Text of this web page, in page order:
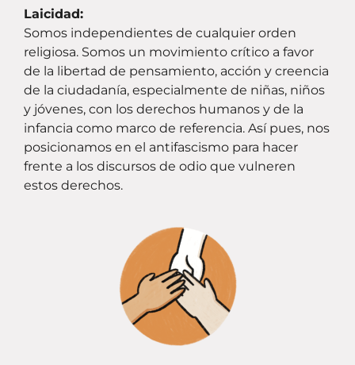
Laicidad:
Somos independientes de cualquier orden
religiosa. Somos un movimiento crítico a favor
de la libertad de pensamiento, acción y creencia
de la ciudadanía, especialmente de niñas, niños
y jóvenes, con los derechos humanos y de la
infancia como marco de referencia. Así pues, nos
posicionamos en el antifascismo para hacer
frente a los discursos de odio que vulneren
estos derechos.